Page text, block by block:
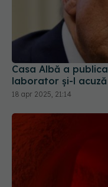
Casa Albă a
laborator și-l acuză
18 apr 2025, 21:14